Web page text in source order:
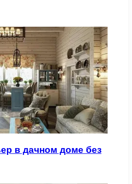
в дачном доме без